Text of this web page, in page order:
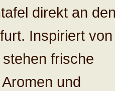
direkt an
Inspiriert von
frische
und